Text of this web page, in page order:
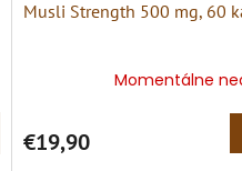
Musli Strength 500 mg, 60
Momentálne
€19,90